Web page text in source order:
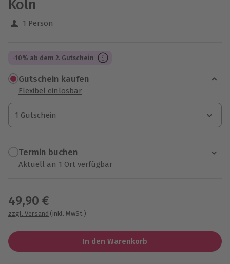
Köln
1 Person
-10% ab dem 2. Gutschein
Gutschein kaufen
Flexibel einlösbar
1 Gutschein
1 Gutschein
1 Gutschein
Termin buchen
Aktuell an 1 Ort verfügbar
49,90 €
zzgl. Versand (inkl. MwSt.)
In den Warenkorb